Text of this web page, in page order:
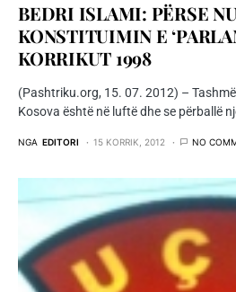
BEDRI ISLAMI: PËRSE
KONSTITUIMIN E
KORRIKUT 1998
(Pashtriku.org, 15. 07. 2012) –
Kosova është në luftë dhe se përballë
NGA EDITORI 15 KORRIK, 2012 NO